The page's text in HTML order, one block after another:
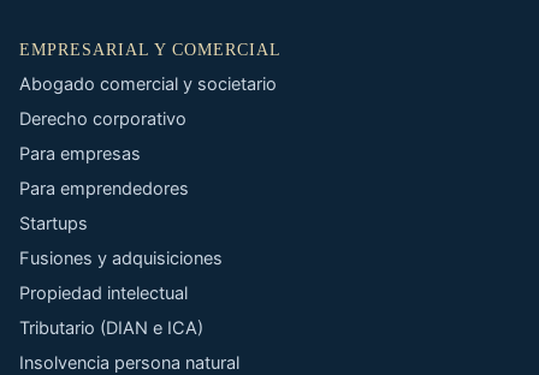
EMPRESARIAL Y COMERCIAL
Abogado comercial y societario
Derecho corporativo
Para empresas
Para emprendedores
Startups
Fusiones y adquisiciones
Propiedad intelectual
Tributario (DIAN e ICA)
Insolvencia persona natural